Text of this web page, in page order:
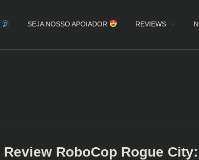
SEJA NOSSO APOIADOR REVIEWS
Review RoboCop Rogue City: